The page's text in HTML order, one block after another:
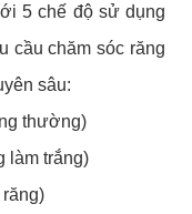
5 chế độ sử dụng
cầu chăm sóc răng
sâu:
thường)
làm trắng)